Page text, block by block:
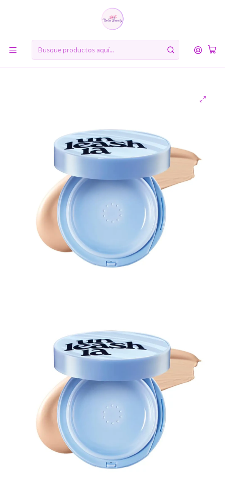
10% de descuento en tu primera compra online. Código: BIENVENIDA10
Babe Skin Baby Blue Cushion (Unleashia) - Base de maquillaje
semi mate